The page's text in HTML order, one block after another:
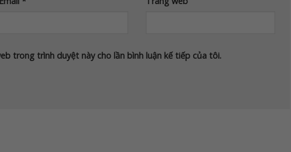
trong trình duyệt này cho lần bình luận kế tiếp của tôi.